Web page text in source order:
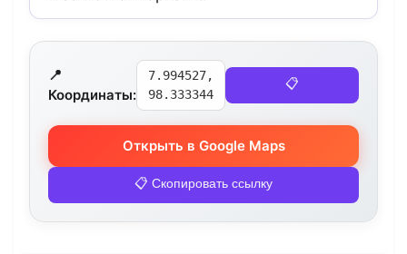
📍
Координаты:
7.994527,
98.333344
📋
Открыть в Google Maps
📋 Скопировать ссылку